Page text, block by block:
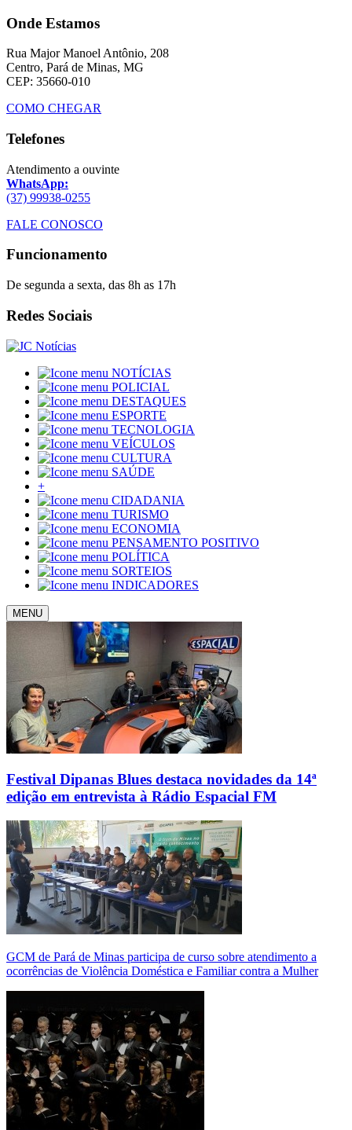
Onde Estamos
Rua Major Manoel Antônio, 208
Centro, Pará de Minas, MG
CEP: 35660-010
COMO CHEGAR
Telefones
Atendimento a ouvinte
WhatsApp:
(37) 99938-0255
FALE CONOSCO
Funcionamento
De segunda a sexta, das 8h as 17h
Redes Sociais
NOTÍCIAS
POLICIAL
DESTAQUES
ESPORTE
TECNOLOGIA
VEÍCULOS
CULTURA
SAÚDE
+
CIDADANIA
TURISMO
ECONOMIA
PENSAMENTO POSITIVO
POLÍTICA
SORTEIOS
INDICADORES
MENU
Festival Dipanas Blues destaca novidades da 14ª
edição em entrevista à Rádio Espacial FM
GCM de Pará de Minas participa de curso sobre atendimento a
ocorrências de Violência Doméstica e Familiar contra a Mulher